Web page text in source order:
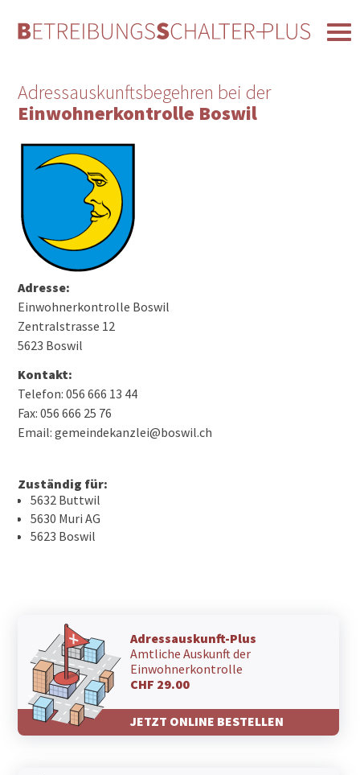
Adressauskunftsbegehren bei der
Einwohnerkontrolle Boswil
Adresse:
Einwohnerkontrolle Boswil
Zentralstrasse 12
5623 Boswil
Kontakt:
Telefon: 056 666 13 44
Fax: 056 666 25 76
Email: gemeindekanzlei@boswil.ch
Zuständig für:
5632 Buttwil
5630 Muri AG
5623 Boswil
Adressauskunft-Plus
Amtliche Auskunft der
Einwohnerkontrolle
CHF 29.00
JETZT ONLINE BESTELLEN